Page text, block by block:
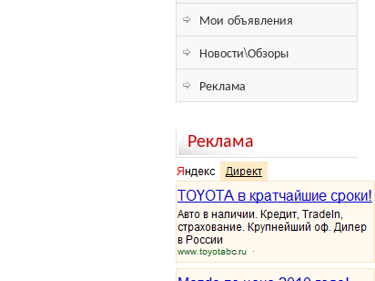
Мои объявления
Новости\Обзоры
Реклама
Реклама